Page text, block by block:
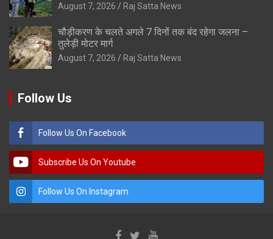
August 7, 2026 Raj Satta News
चौड़ीकरण के चलते अगले 7 दिनों तक बंद रहेगा जलना –
तुलेड़ी मोटर मार्ग
August 7, 2026 Raj Satta News
Follow Us
Follow Us On Facebook
Subscribe Us On Youtube
Follow Us On Instagram